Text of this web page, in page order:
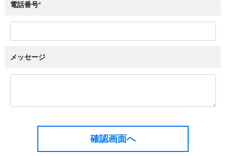
電話番号*
メッセージ